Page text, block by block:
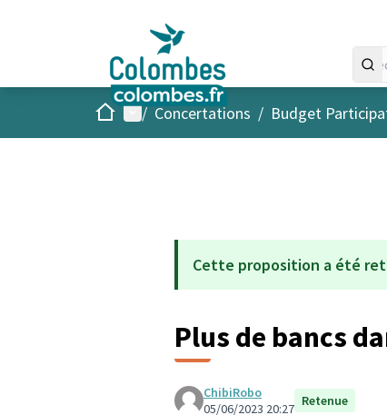
AccueilMenu principal
/ Concertations / Budget
Cette proposition a été
Plus de bancs
ChibiRobo
05/06/2023 20:27 Retenue